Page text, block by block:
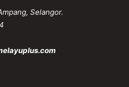
Selangor.